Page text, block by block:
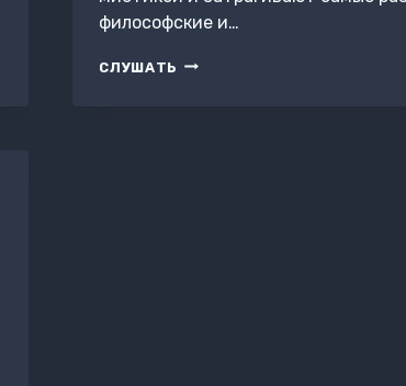
философские и…
СЛУШАТЬ ИМПЕРАТРИЦА